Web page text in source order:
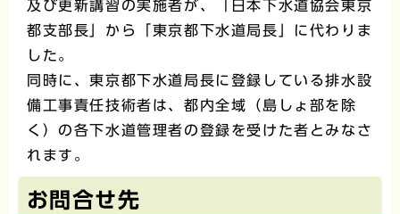
及び更新講習の実施者が、「日本下水道協会東京
都支部長」から「東京都下水道局長」に代わりま
した。
同時に、東京都下水道局長に登録している排水設
備工事責任技術者は、都内全域（島しょ部を除
く）の各下水道管理者の登録を受けた者とみなさ
れます。
お問合せ先